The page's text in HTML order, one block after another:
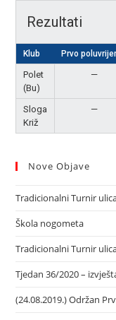
Rezultati
Klub Prvo
Polet
(Bu)
—
Sloga
Križ
—
Nove Objave
Tradicionalni Turnir
Škola nogometa
Tradicionalni Turnir
Tjedan 36/2020 –
(24.08.2019.) Održan